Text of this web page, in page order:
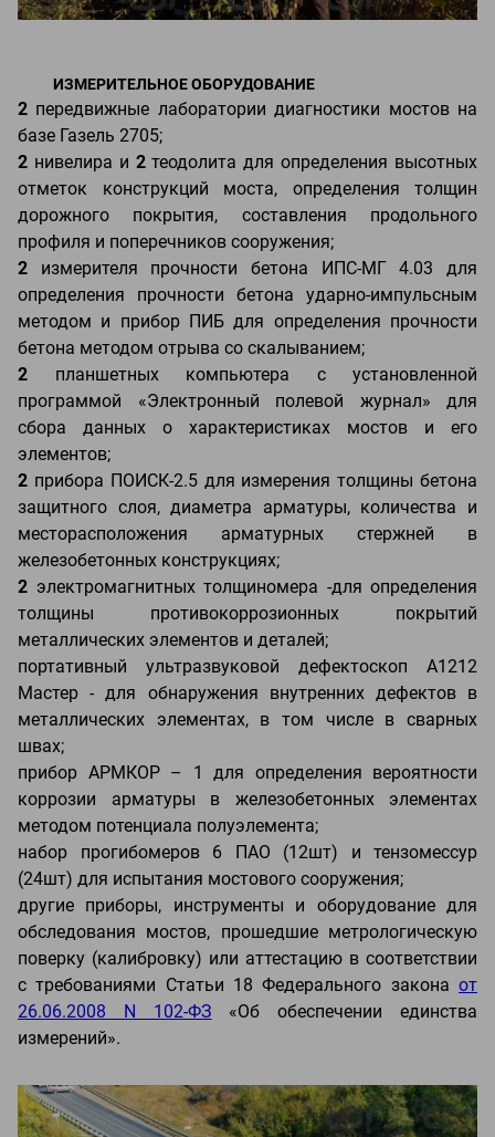
ИЗМЕРИТЕЛЬНОЕ ОБОРУДОВАНИЕ
2 передвижные лаборатории диагностики мостов на
базе Газель 2705;
2 нивелира и 2теодолита для определения высотных
отметок конструкций моста, определения толщин
дорожного покрытия, составления продольного
профиля и поперечников сооружения;
2 измерителя прочности бетона ИПС-МГ 4.03 для
определения прочности бетона ударно-импульсным
методом и прибор ПИБ для определения прочности
бетона методом отрыва со скалыванием;
2 планшетных компьютера с установленной
программой «Электронный полевой журнал» для
сбора данных о характеристиках мостов и его
элементов;
2 прибора ПОИСК-2.5 для измерения толщины бетона
защитного слоя, диаметра арматуры, количества и
месторасположения арматурных стержней в
железобетонных конструкциях;
2 электромагнитных толщиномера -для определения
толщины противокоррозионных покрытий
металлических элементов и деталей;
портативный ультразвуковой дефектоскоп А1212
Мастер - для обнаружения внутренних дефектов в
металлических элементах, в том числе в сварных
швах;
прибор АРМКОР – 1 для определения вероятности
коррозии арматуры в железобетонных элементах
методом потенциала полуэлемента;
набор прогибомеров 6 ПАО (12шт) и тензомессур
(24шт) для испытания мостового сооружения;
другие приборы, инструменты и оборудование для
обследования мостов, прошедшие метрологическую
поверку (калибровку) или аттестацию в соответствии
с требованиями Статьи 18 Федерального закона от
26.06.2008 N 102-ФЗ «Об обеспечении единства
измерений».